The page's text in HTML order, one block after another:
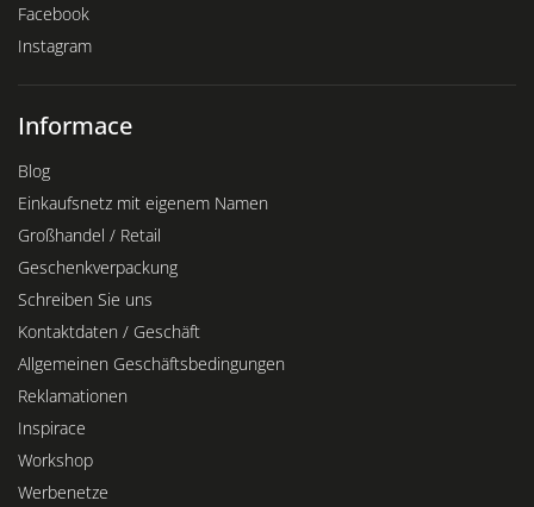
Facebook
Instagram
Informace
Blog
Einkaufsnetz mit eigenem Namen
Großhandel / Retail
Geschenkverpackung
Schreiben Sie uns
Kontaktdaten / Geschäft
Allgemeinen Geschäftsbedingungen
Reklamationen
Inspirace
Workshop
Werbenetze